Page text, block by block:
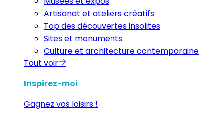
Artisanat et ateliers créatifs
Top des découvertes insolites
Sites et monuments
Culture et architecture contemporaine
Tout voir
Inspirez-moi
Gagnez vos loisirs !